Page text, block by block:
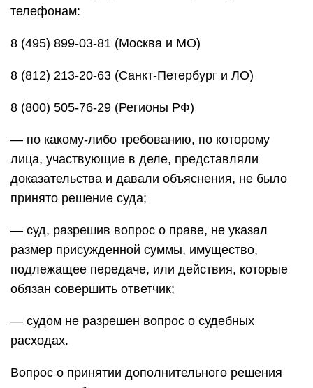
телефонам:
8 (495) 899-03-81 (Москва и МО)
8 (812) 213-20-63 (Санкт-Петербург и ЛО)
8 (800) 505-76-29 (Регионы РФ)
— по какому-либо требованию, по которому
лица, участвующие в деле, представляли
доказательства и давали объяснения, не было
принято решение суда;
— суд, разрешив вопрос о праве, не указал
размер присужденной суммы, имущество,
подлежащее передаче, или действия, которые
обязан совершить ответчик;
— судом не разрешен вопрос о судебных
расходах.
Вопрос о принятии дополнительного решения